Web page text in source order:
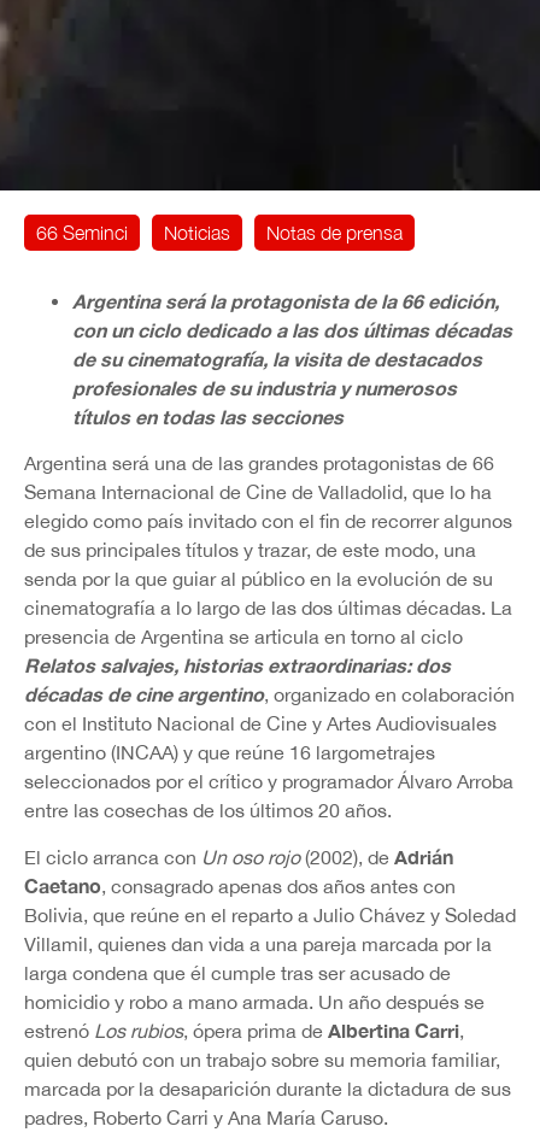
66 Seminci Noticias Notas de prensa
Argentina será la protagonista de la 66 edición,
con un ciclo dedicado a las dos últimas décadas
de su cinematografía, la visita de destacados
profesionales de su industria y numerosos
títulos en todas las secciones
Argentina será una de las grandes protagonistas de 66
Semana Internacional de Cine de Valladolid, que lo ha
elegido como país invitado con el fin de recorrer algunos
de sus principales títulos y trazar, de este modo, una
senda por la que guiar al público en la evolución de su
cinematografía a lo largo de las dos últimas décadas. La
presencia de Argentina se articula en torno al ciclo
Relatos salvajes, historias extraordinarias: dos
décadas de cine argentino, organizado en colaboración
con el Instituto Nacional de Cine y Artes Audiovisuales
argentino (INCAA) y que reúne 16 largometrajes
seleccionados por el crítico y programador Álvaro Arroba
entre las cosechas de los últimos 20 años.
El ciclo arranca con Un oso rojo(2002), de Adrián
Caetano , consagrado apenas dos años antes con
Bolivia, que reúne en el reparto a Julio Chávez y Soledad
Villamil, quienes dan vida a una pareja marcada por la
larga condena que él cumple tras ser acusado de
homicidio y robo a mano armada. Un año después se
estrenó Los rubios, ópera prima de Albertina Carri
quien debutó con un trabajo sobre su memoria familiar,
marcada por la desaparición durante la dictadura de sus
padres, Roberto Carri y Ana María Caruso.